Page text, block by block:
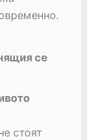
се
стоят